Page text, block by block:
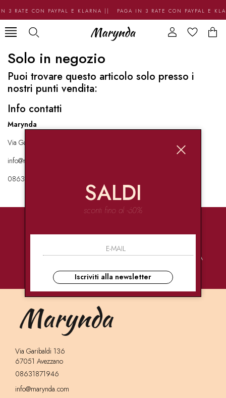
3 RATE CON PAYPAL E KLARNA || PAGA IN 3 RATE CON PAYPAL E
Solo in negozio
Puoi trovare questo articolo solo presso i
nostri punti vendita:
Info contatti
Marynda
Via Garibaldi 136 67051 Avezzano
info@marynda.com
08631871946
PAGAMENTI
CONSEGNE
ULTRA RAPIDE
ASSISTENZA
Via Garibaldi 136
67051 Avezzano
08631871946
info@marynda.com
SALDI
sconti fino al -60%
Iscriviti alla newsletter